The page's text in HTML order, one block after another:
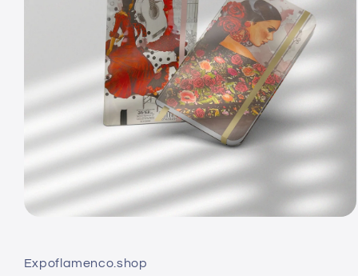
in
modal
Expoflamenco.shop